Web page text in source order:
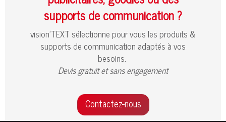
supports de communication ?
vision’TEXT sélectionne pour vous les produits &
supports de communication adaptés à vos
besoins.
Devis gratuit et sans engagement
Contactez-nous